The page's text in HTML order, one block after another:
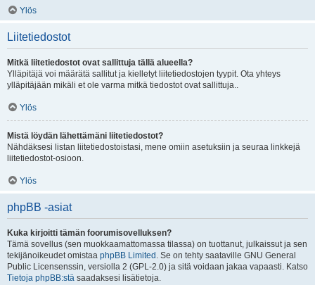
Ylös
Liitetiedostot
Mitkä liitetiedostot ovat sallittuja tällä alueella?
Ylläpitäjä voi määrätä sallitut ja kielletyt liitetiedostojen tyypit. Ota yhteys
ylläpitäjään mikäli et ole varma mitkä tiedostot ovat sallittuja..
Ylös
Mistä löydän lähettämäni liitetiedostot?
Nähdäksesi listan liitetiedostoistasi, mene omiin asetuksiin ja seuraa linkkejä
liitetiedostot-osioon.
Ylös
phpBB -asiat
Kuka kirjoitti tämän foorumisovelluksen?
Tämä sovellus (sen muokkaamattomassa tilassa) on tuottanut, julkaissut ja sen
tekijänoikeudet omistaa phpBB Limited . Se on tehty saataville GNU General
Public Licensenssin, versiolla 2 (GPL-2.0) ja sitä voidaan jakaa vapaasti. Katso
Tietoja phpBB:stä saadaksesi lisätietoja.